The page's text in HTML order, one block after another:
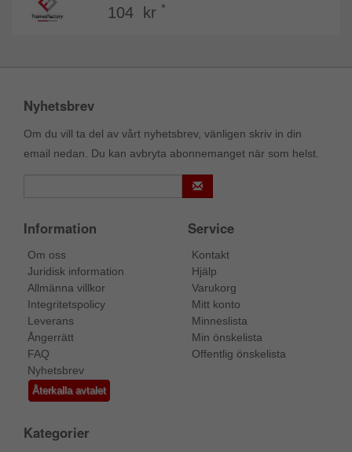
104 kr *
Nyhetsbrev
Om du vill ta del av vårt nyhetsbrev, vänligen skriv in din
email nedan. Du kan avbryta abonnemanget när som helst.
Information
Om oss
Juridisk information
Allmänna villkor
Integritetspolicy
Leverans
Ångerrätt
FAQ
Nyhetsbrev
Återkalla avtalet
Service
Kontakt
Hjälp
Varukorg
Mitt konto
Minneslista
Min önskelista
Offentlig önskelista
Kategorier